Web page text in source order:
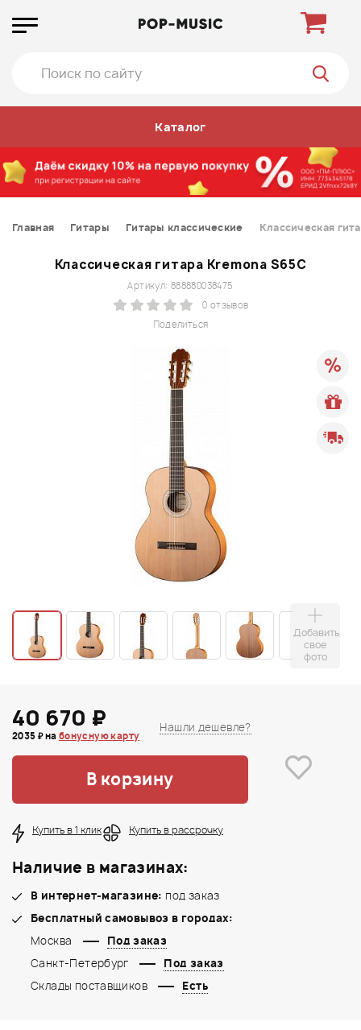
Каталог
Главная Гитары Гитары классические Классическая
Классическая гитара Kremona S65C
Поделиться
Артикул: 888880038475
0 отзывов
Добавить
свое
фото
40 670 ₽
2035 ₽ на бонусную карту
Нашли дешевле?
В корзину
Купить в 1 клик Купить в рассрочку
Наличие в магазинах:
В интернет-магазине: под заказ
Бесплатный самовывоз в городах:
Москва
Под заказ
Санкт-Петербург
Под заказ
Склады поставщиков
Есть